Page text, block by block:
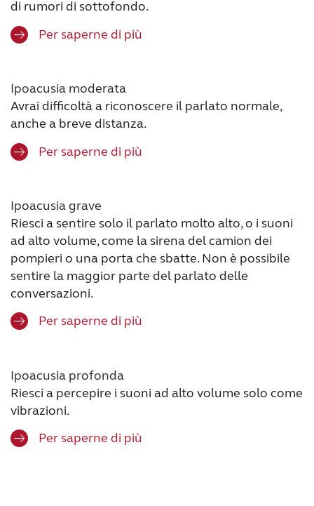
di rumori di sottofondo.
Per saperne di più
Ipoacusia moderata
Avrai difficoltà a riconoscere il parlato normale,
anche a breve distanza.
Per saperne di più
Ipoacusia grave
Riesci a sentire solo il parlato molto alto, o i suoni
ad alto volume, come la sirena del camion dei
pompieri o una porta che sbatte. Non è possibile
sentire la maggior parte del parlato delle
conversazioni.
Per saperne di più
Ipoacusia profonda
Riesci a percepire i suoni ad alto volume solo come
vibrazioni.
Per saperne di più